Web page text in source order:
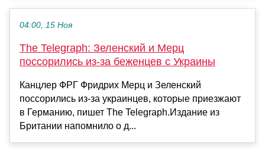
04:00, 15 Ноя
The Telegraph: Зеленский и Мерц
поссорились из-за беженцев с Украины
Канцлер ФРГ Фридрих Мерц и Зеленский
поссорились из-за украинцев, которые приезжают
в Германию, пишет The Telegraph.Издание из
Британии напомнило о д...